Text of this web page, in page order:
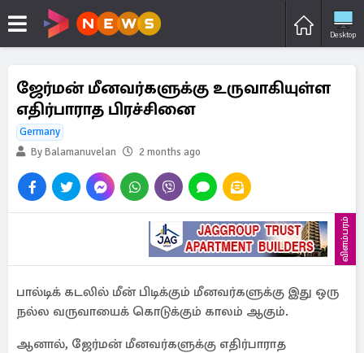
Desktop
ஜேர்மன் மீனவர்களுக்கு உருவாகியுள்ள
எதிர்பாராத பிரச்சினை
Germany
By Balamanuvelan
2 months ago
விளம்பரம்
பால்டிக் கடலில் மீன் பிடிக்கும் மீனவர்களுக்கு இது ஒரு
நல்ல வருவாயைக் கொடுக்கும் காலம் ஆகும்.
ஆனால், ஜேர்மன் மீனவர்களுக்கு எதிர்பாராத